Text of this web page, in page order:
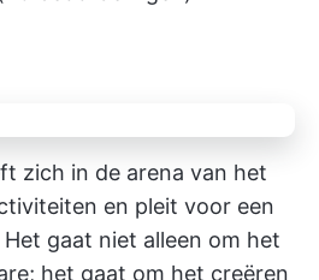
zich in de arena van het
en pleit voor een
gaat niet alleen om het
het gaat om het creëren